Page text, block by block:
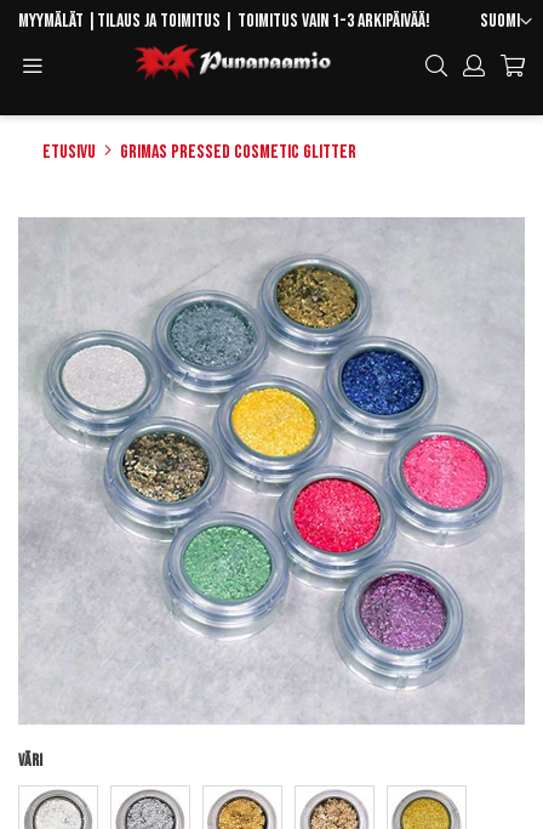
Skip
Content
Kieli
Suomi
Myymälät Tilaus ja toimitus | Toimitus vain 1-3 arkipäivää!
Hae
Etusivu Grimas Pressed Cosmetic Glitter
the
images
gallery
Väri